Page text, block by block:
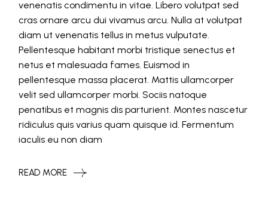
venenatis condimentu in vitae. Libero volutpat sed
cras ornare arcu dui vivamus arcu. Nulla at volutpat
diam ut venenatis tellus in metus vulputate.
Pellentesque habitant morbi tristique senectus et
netus et malesuada fames. Euismod in
pellentesque massa placerat. Mattis ullamcorper
velit sed ullamcorper morbi. Sociis natoque
penatibus et magnis dis parturient. Montes nascetur
ridiculus quis varius quam quisque id. Fermentum
iaculis eu non diam
READ MORE